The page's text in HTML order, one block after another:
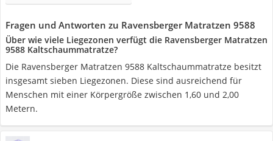
Fragen und Antworten zu Ravensberger Matratzen 9588
Über wie viele Liegezonen verfügt die Ravensberger Matratzen
9588 Kaltschaummatratze?
Die Ravensberger Matratzen 9588 Kaltschaummatratze besitzt
insgesamt sieben Liegezonen. Diese sind ausreichend für
Menschen mit einer Körpergröße zwischen 1,60 und 2,00
Metern.